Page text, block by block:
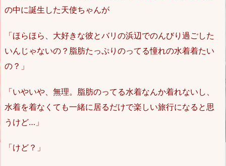
の中に誕生した天使ちゃんが
「ほらほら、大好きな彼とバリの浜辺でのんびり過ごした
いんじゃないの？脂肪たっぷりのってる憧れの水着着たい
の？」
「いやいや、無理。脂肪のってる水着なんか着れないし、
水着を着なくても一緒に居るだけで楽しい旅行になると思
うけど…」
「けど？」